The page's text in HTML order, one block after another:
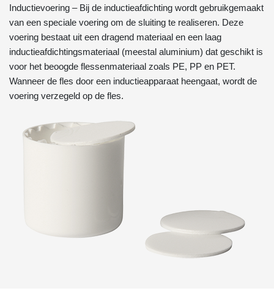
Inductievoering – Bij de inductieafdichting wordt gebruikgemaakt
van een speciale voering om de sluiting te realiseren. Deze
voering bestaat uit een dragend materiaal en een laag
inductieafdichtingsmateriaal (meestal aluminium) dat geschikt is
voor het beoogde flessenmateriaal zoals PE, PP en PET.
Wanneer de fles door een inductieapparaat heengaat, wordt de
voering verzegeld op de fles.